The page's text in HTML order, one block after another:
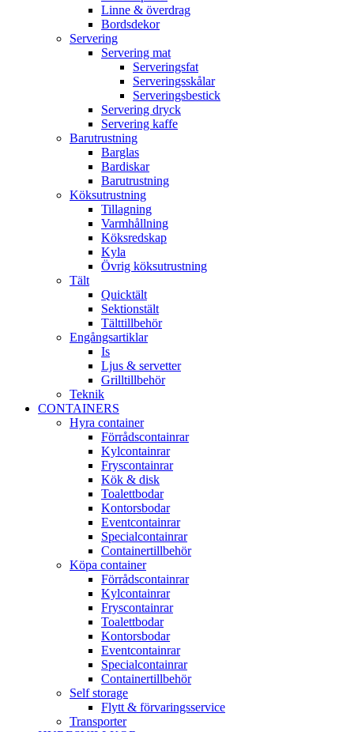
Linne & överdrag
Bordsdekor
Servering
Servering mat
Serveringsfat
Serveringsskålar
Serveringsbestick
Servering dryck
Servering kaffe
Barutrustning
Barglas
Bardiskar
Barutrustning
Köksutrustning
Tillagning
Varmhållning
Köksredskap
Kyla
Övrig köksutrustning
Tält
Quicktält
Sektionstält
Tälttillbehör
Engångsartiklar
Is
Ljus & servetter
Grilltillbehör
Teknik
CONTAINERS
Hyra container
Förrådscontainrar
Kylcontainrar
Fryscontainrar
Kök & disk
Toalettbodar
Kontorsbodar
Eventcontainrar
Specialcontainrar
Containertillbehör
Köpa container
Förrådscontainrar
Kylcontainrar
Fryscontainrar
Toalettbodar
Kontorsbodar
Eventcontainrar
Specialcontainrar
Containertillbehör
Self storage
Flytt & förvaringsservice
Transporter